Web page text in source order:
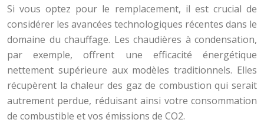
Si vous optez pour le remplacement, il est crucial de
considérer les avancées technologiques récentes dans le
domaine du chauffage. Les chaudières à condensation,
par exemple, offrent une efficacité énergétique
nettement supérieure aux modèles traditionnels. Elles
récupèrent la chaleur des gaz de combustion qui serait
autrement perdue, réduisant ainsi votre consommation
de combustible et vos émissions de CO2.